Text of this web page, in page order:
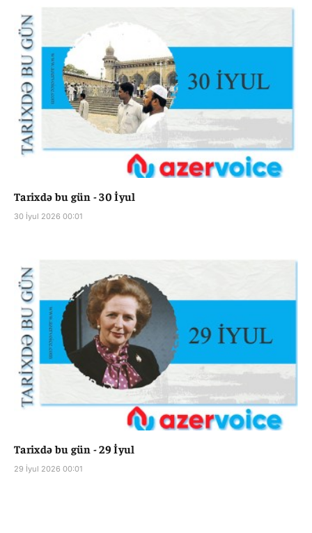
Tarixdə bu gün - 30 İyul
30 İyul 2026 00:01
Tarixdə bu gün - 29 İyul
29 İyul 2026 00:01